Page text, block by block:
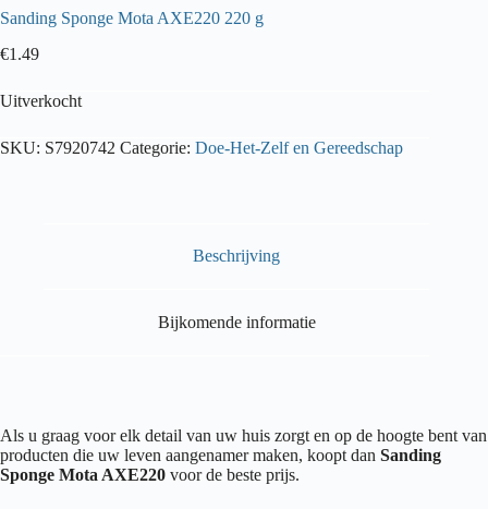
Sanding Sponge Mota AXE220 220 g
€1.49
Uitverkocht
SKU: S7920742 Categorie: Doe-Het-Zelf en Gereedschap
Beschrijving
Bijkomende informatie
Als u graag voor elk detail van uw huis zorgt en op de hoogte bent van
producten die uw leven aangenamer maken, koopt dan Sanding
Sponge Mota AXE220 voor de beste prijs.